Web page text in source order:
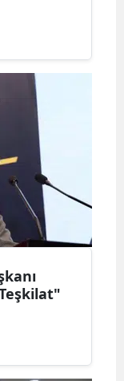
Tekirdağ
Tokat
Trabzon
Tunceli
Van